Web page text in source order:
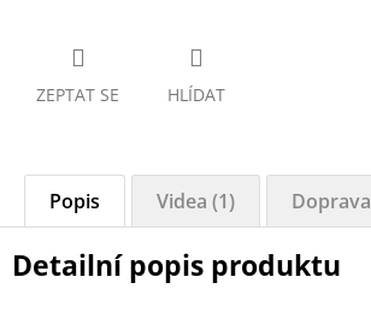
ZEPTAT SE HLÍDAT
Popis Videa (1)
Detailní popis produktu